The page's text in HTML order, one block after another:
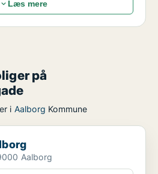
Læs mere
på
i Aalborg Kommune
Aalborg